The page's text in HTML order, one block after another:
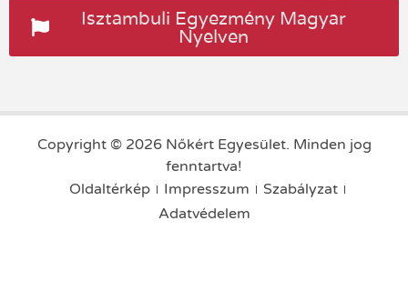
Isztambuli Egyezmény Magyar
Nyelven
Copyright © 2026 Nőkért Egyesület. Minden jog
fenntartva!
Oldaltérkép
Impresszum
Szabályzat
Adatvédelem